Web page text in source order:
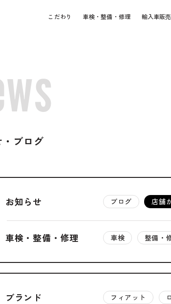
こだわり 車検・整備・修理 輸入車販売
電話
お問
ws
ブログ
お知らせ ブログ 店舗
車検・整備・修理 車検 整備・
ブランド フィアット